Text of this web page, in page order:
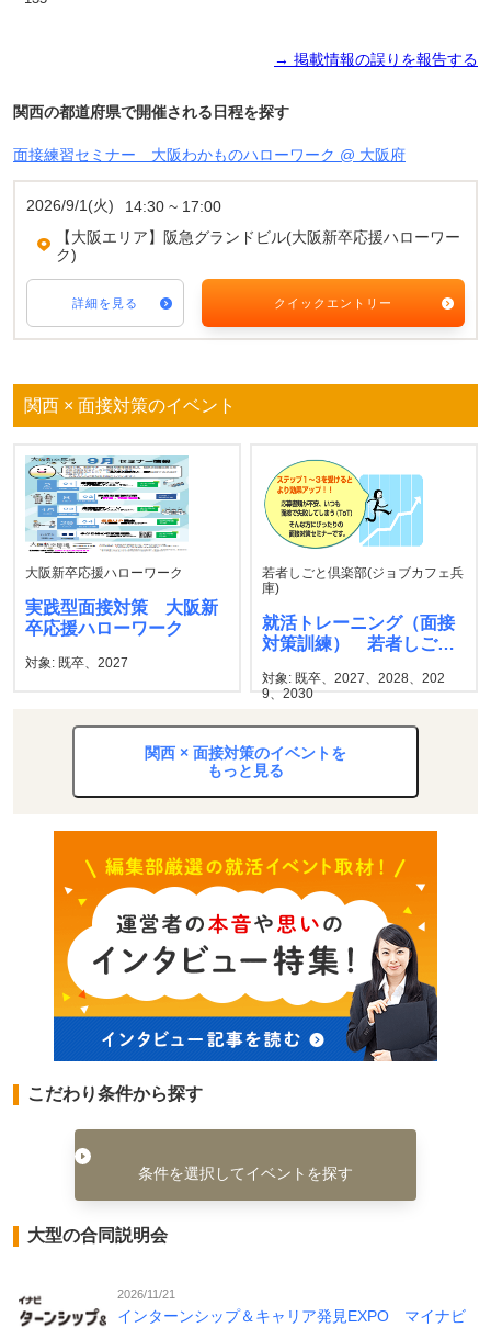
→ 掲載情報の誤りを報告する
関西の都道府県で開催される日程を探す
面接練習セミナー 大阪わかものハローワーク @ 大阪府
2026/9/1(火)
14:30 ~ 17:00
【大阪エリア】阪急グランドビル(大阪新卒応援ハローワー
ク)
詳細を見る クイックエントリー
関西 × 面接対策のイベント
大阪新卒応援ハローワーク
実践型面接対策 大阪新
卒応援ハローワーク
対象: 既卒、2027
若者しごと倶楽部(ジョブカフェ兵
庫)
就活トレーニング（面接
対策訓練） 若者しごと
対象: 既卒、2027、2028、202
9、2030
関西 × 面接対策のイベントを
もっと見る
こだわり条件から探す
条件を選択してイベントを探す
大型の合同説明会
2026/11/21
インターンシップ＆キャリア発見EXPO マイナビ